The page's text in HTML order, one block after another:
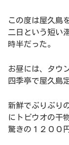
この度は屋久島
二日という短い
時半だった。
お昼には、タウ
四季亭で屋久島
新鮮でぷりぷり
にトビウオの干
驚きの１２００円